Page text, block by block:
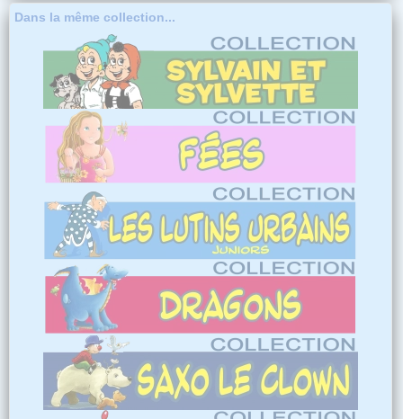
Dans la même collection...